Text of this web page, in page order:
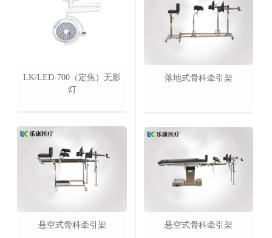
LK/LED-700（定焦）无影
灯
悬空式骨科牵引架
落地式骨科牵引架
悬空式骨科牵引架